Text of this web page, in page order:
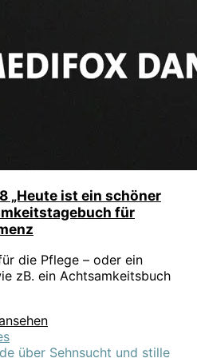
„Heute ist ein schöner
für
die Pflege – oder ein
zB. ein Achtsamkeitsbuch